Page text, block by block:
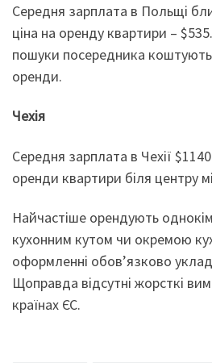
Середня зарплата в Польщі
ціна на оренду квартири –
пошуки посередника коштують
оренди.
Чехія
Середня зарплата в Чехії
оренди квартири біля центру
Найчастіше орендують
кухонним кутом чи окремою
оформленні обов’язково
Щоправда відсутні жорсткі
країнах ЄС.